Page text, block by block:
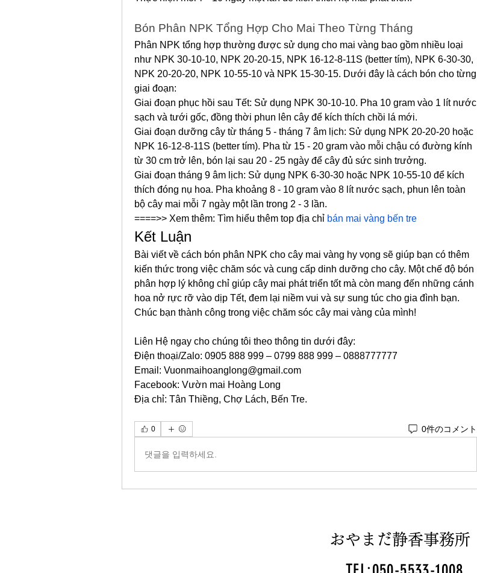
Bón Phân NPK Tổng Hợp Cho Mai Theo Từng Tháng
Phân NPK tổng hợp thường được sử dụng cho mai vàng bao gồm nhiều loại
như NPK 30-10-10, NPK 20-20-15, NPK 16-12-8-11S (better tím), NPK 6-30-30,
NPK 20-20-20, NPK 10-55-10 và NPK 15-30-15. Dưới đây là cách bón cho từng
giai đoạn:
Giai đoạn phục hồi sau Tết: Sử dụng NPK 30-10-10. Pha 10 gram vào 1 lít nước
sạch và tưới gốc, đồng thời phun lên cây để kích thích chồi lá mới.
Giai đoạn dưỡng cây từ tháng 5 - tháng 7 âm lịch: Sử dụng NPK 20-20-20 hoặc
NPK 16-12-8-11S (better tím). Pha từ 15 - 20 gram vào mỗi chậu có đường kính
từ 30 cm trở lên, bón lại sau 20 - 25 ngày để cây đủ sức sinh trưởng.
Giai đoạn tháng 9 âm lịch: Sử dụng NPK 6-30-30 hoặc NPK 10-55-10 để kích
thích đóng nụ hoa. Pha khoảng 8 - 10 gram vào 8 lít nước sạch, phun lên toàn
bộ cây mai mỗi 7 ngày một lần trong 2 - 3 lần.
====>> Xem thêm: Tìm hiểu thêm top địa chỉ bán mai vàng bến tre
Kết Luận
Bài viết về cách bón phân NPK cho cây mai vàng hy vọng sẽ giúp bạn có thêm
kiến thức trong việc chăm sóc và cung cấp dinh dưỡng cho cây. Một chế độ bón
phân hợp lý không chỉ giúp cây mai phát triển tốt mà còn mang đến những cánh
hoa nở rực rỡ vào dịp Tết, đem lại niềm vui và sự sung túc cho gia đình bạn.
Chúc bạn thành công trong việc chăm sóc cây mai vàng của mình!
Liên Hệ ngay cho chúng tôi theo thông tin dưới đây:
Điện thoại/Zalo: 0905 888 999 – 0799 888 999 – 0888777777
Email: Vuonmaihoanglong@gmail.com
Facebook: Vườn mai Hoàng Long
Địa chỉ: Tân Thiềng, Chợ Lách, Bến Tre.
0 0件のコメント
댓글을 입력하세요.
おやまだ静香事務所